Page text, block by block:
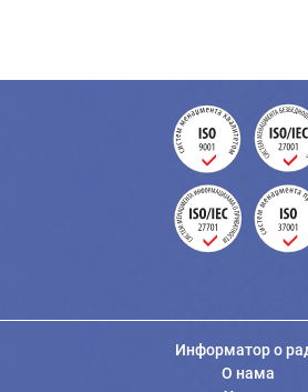
Информатор о
О нама